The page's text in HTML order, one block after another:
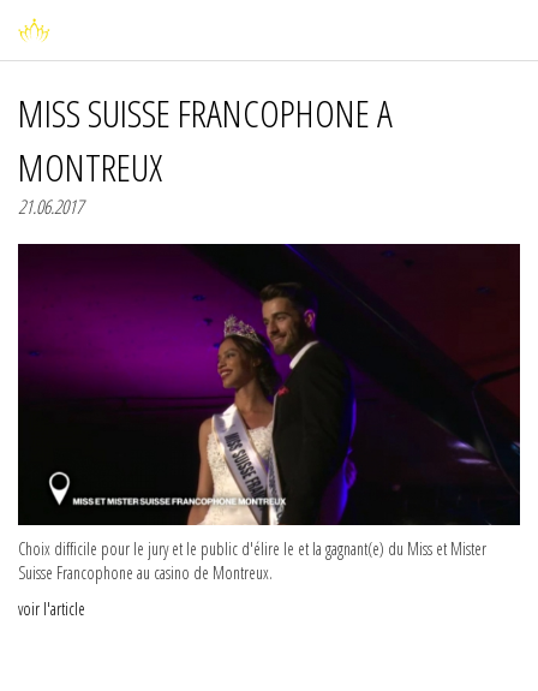
MISS SUISSE FRANCOPHONE A
MONTREUX
21.06.2017
Choix difficile pour le jury et le public d'élire le et la gagnant(e) du Miss et Mister
Suisse Francophone au casino de Montreux.
voir l'article